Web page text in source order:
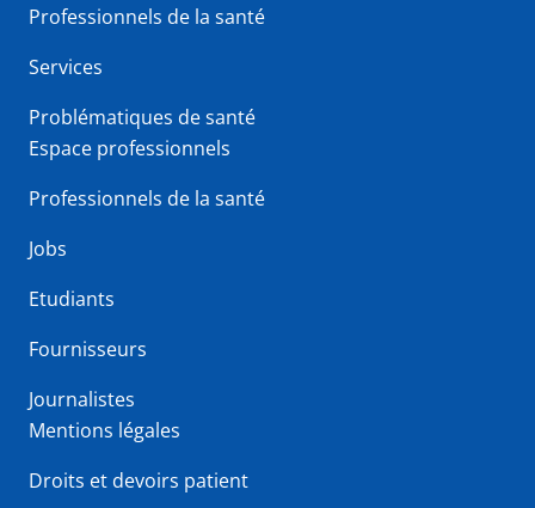
Professionnels de la santé
Services
Problématiques de santé
Espace professionnels
Professionnels de la santé
Jobs
Etudiants
Fournisseurs
Journalistes
Mentions légales
Droits et devoirs patient